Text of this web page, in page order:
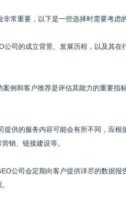
非常重要，以下是一些选择时需要考虑
公司的成立背景、发展历程，以及其
例和客户推荐是评估其能力的重要
提供的服务内容可能会有所不同，应
销、链接建设等。
公司会定期向客户提供详尽的数据